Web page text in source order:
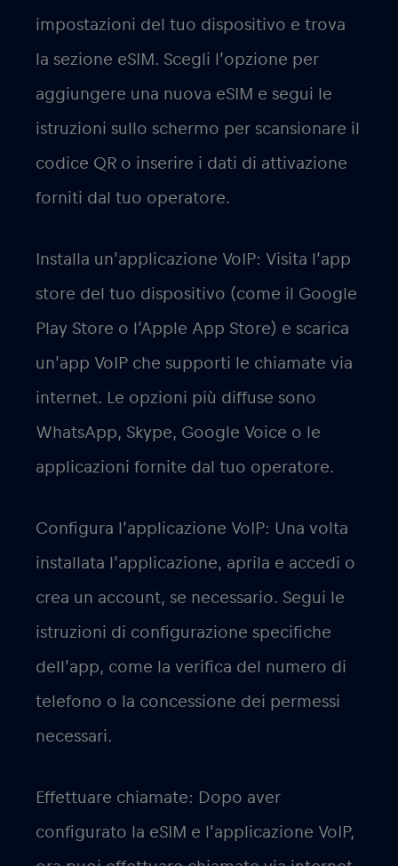
impostazioni del tuo dispositivo e trova
la sezione eSIM. Scegli l’opzione per
aggiungere una nuova eSIM e segui le
istruzioni sullo schermo per scansionare il
codice QR o inserire i dati di attivazione
forniti dal tuo operatore.
Installa un’applicazione VoIP: Visita l’app
store del tuo dispositivo (come il Google
Play Store o l’Apple App Store) e scarica
un’app VoIP che supporti le chiamate via
internet. Le opzioni più diffuse sono
WhatsApp, Skype, Google Voice o le
applicazioni fornite dal tuo operatore.
Configura l’applicazione VoIP: Una volta
installata l’applicazione, aprila e accedi o
crea un account, se necessario. Segui le
istruzioni di configurazione specifiche
dell’app, come la verifica del numero di
telefono o la concessione dei permessi
necessari.
Effettuare chiamate: Dopo aver
configurato la eSIM e l’applicazione VoIP,